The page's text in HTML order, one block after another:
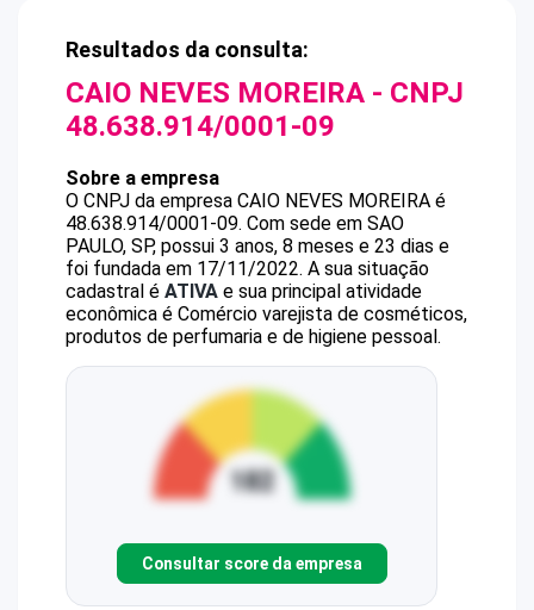
Resultados da consulta:
CAIO NEVES MOREIRA - CNPJ
48.638.914/0001-09
Sobre a empresa
O CNPJ da empresa CAIO NEVES MOREIRA é
48.638.914/0001-09. Com sede em SAO
PAULO, SP, possui 3 anos, 8 meses e 23 dias e
foi fundada em 17/11/2022. A sua situação
cadastral é ATIVA e sua principal atividade
econômica é Comércio varejista de cosméticos,
produtos de perfumaria e de higiene pessoal.
Consultar score da empresa